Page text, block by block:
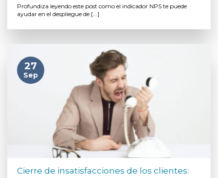
Profundiza leyendo este post como el indicador NPS te puede
ayudar en el despliegue de [...]
Cierre de insatisfacciones de los clientes:
27
Sep